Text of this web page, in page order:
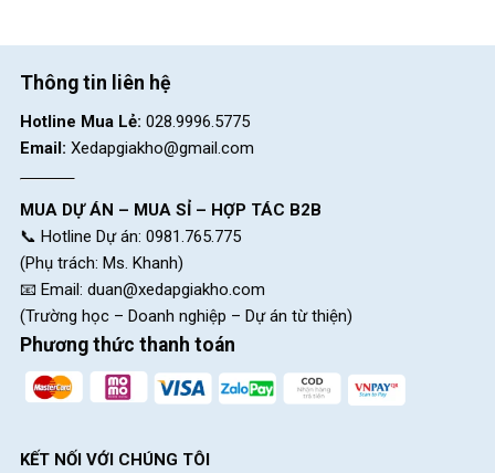
Thông tin liên hệ
Hotline Mua Lẻ: 028.9996.5775
Email: Xedapgiakho@gmail.com
MUA DỰ ÁN – MUA SỈ – HỢP TÁC B2B
📞 Hotline Dự án: 0981.765.775
(Phụ trách: Ms. Khanh)
📧 Email: duan@xedapgiakho.com
(Trường học – Doanh nghiệp – Dự án từ thiện)
Phương thức thanh toán
KẾT NỐI VỚI CHÚNG TÔI